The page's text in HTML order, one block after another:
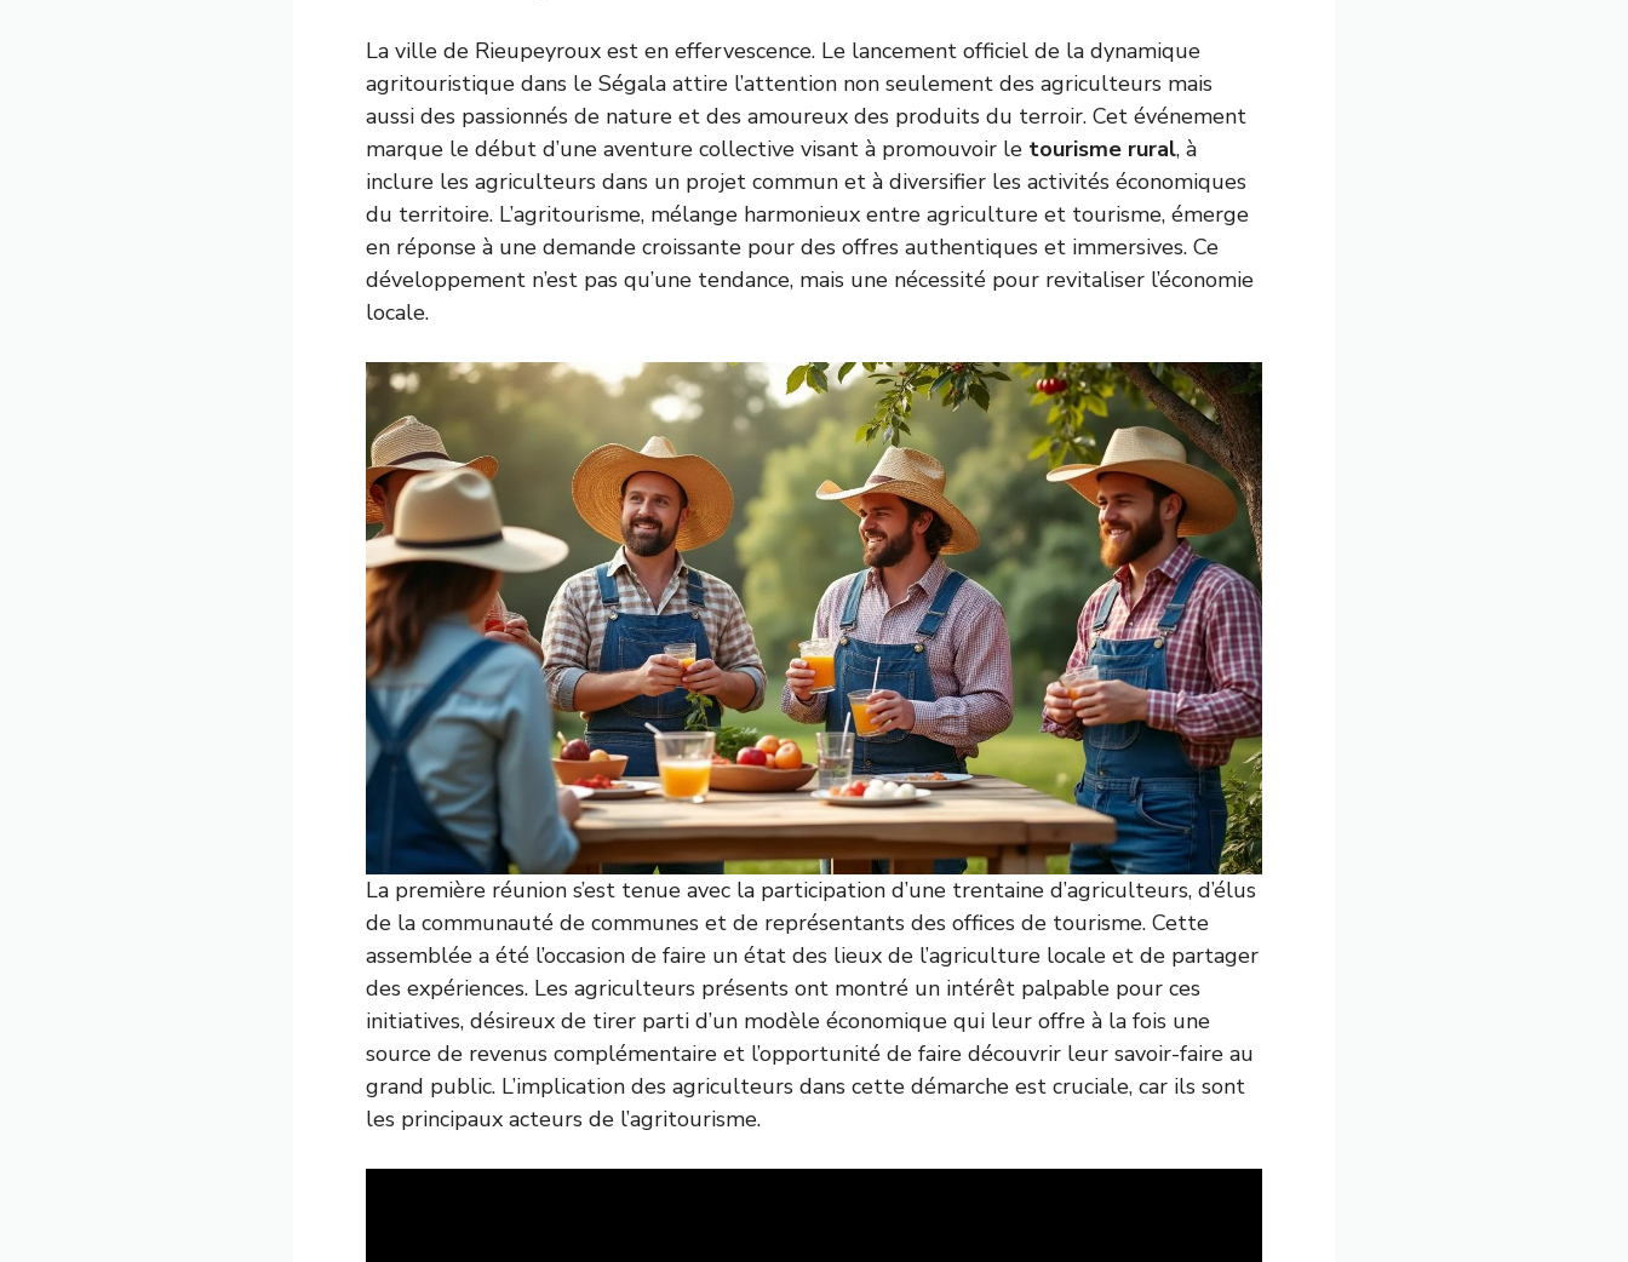
La ville de Rieupeyroux est en effervescence. Le lancement officiel de la dynamique
agritouristique dans le Ségala attire l’attention non seulement des agriculteurs mais
aussi des passionnés de nature et des amoureux des produits du terroir. Cet événement
marque le début d’une aventure collective visant à promouvoir le tourisme rural, à
inclure les agriculteurs dans un projet commun et à diversifier les activités économiques
du territoire. L’agritourisme, mélange harmonieux entre agriculture et tourisme, émerge
en réponse à une demande croissante pour des offres authentiques et immersives. Ce
développement n’est pas qu’une tendance, mais une nécessité pour revitaliser l’économie
locale.
La première réunion s’est tenue avec la participation d’une trentaine d’agriculteurs, d’élus
de la communauté de communes et de représentants des offices de tourisme. Cette
assemblée a été l’occasion de faire un état des lieux de l’agriculture locale et de partager
des expériences. Les agriculteurs présents ont montré un intérêt palpable pour ces
initiatives, désireux de tirer parti d’un modèle économique qui leur offre à la fois une
source de revenus complémentaire et l’opportunité de faire découvrir leur savoir-faire au
grand public. L’implication des agriculteurs dans cette démarche est cruciale, car ils sont
les principaux acteurs de l’agritourisme.